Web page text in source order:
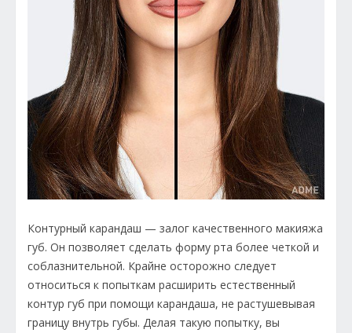
Контурный карандаш — залог качественного макияжа
губ. Он позволяет сделать форму рта более четкой и
соблазнительной. Крайне осторожно следует
относиться к попыткам расширить естественный
контур губ при помощи карандаша, не растушевывая
границу внутрь губы. Делая такую попытку, вы